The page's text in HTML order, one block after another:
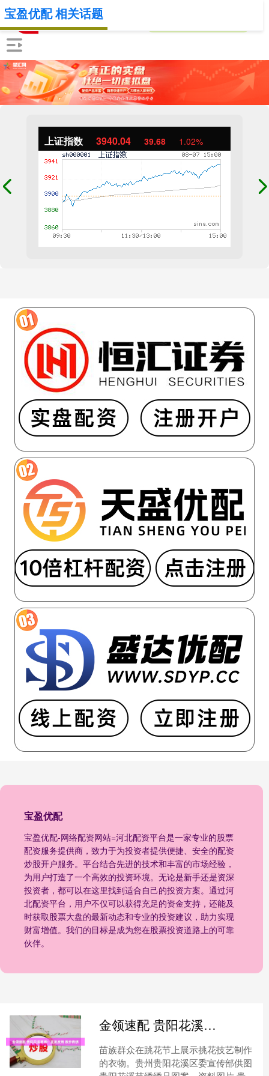
上证指数 3940.04 39.68 1.02%
宝盈优配
宝盈优配-网络配资网站=河北配资平台是一家专业的股票
配资服务提供商，致力于为投资者提供便捷、安全的配资
炒股开户服务。平台结合先进的技术和丰富的市场经验，
为用户打造了一个高效的投资环境。无论是新手还是资深
投资者，都可以在这里找到适合自己的投资方案。通过河
北配资平台，用户不仅可以获得充足的资金支持，还能及
时获取股票大盘的最新动态和专业的投资建议，助力实现
财富增值。我们的目标是成为您在股票投资道路上的可靠
伙伴。
宝盈优配 相关话题
金领速配 贵阳花溪苗绣：正挑反用 数纱而绣
苗族群众在跳花节上展示挑花技艺制作
的衣物。贵州贵阳花溪区委宣传部供图